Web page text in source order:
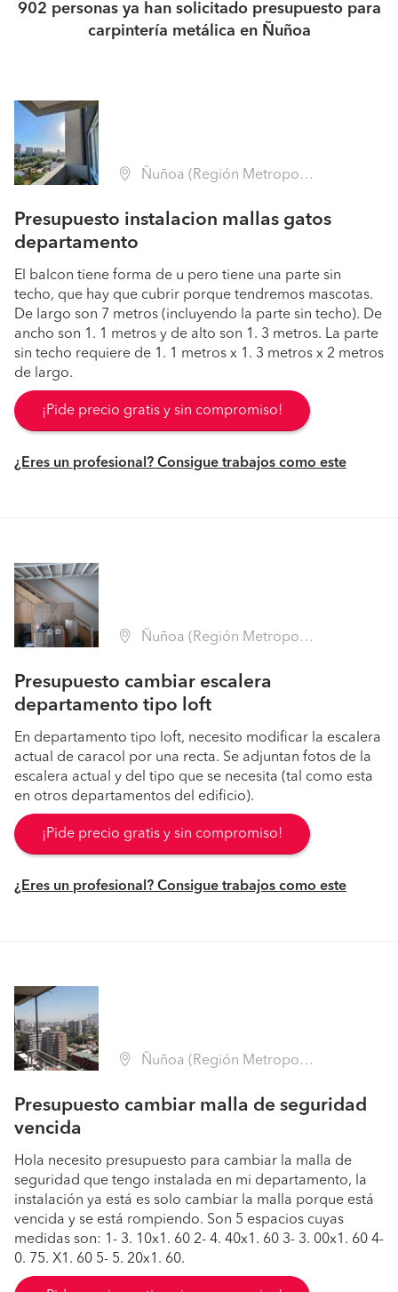
902 personas ya han solicitado presupuesto para
carpintería metálica en Ñuñoa
Ñuñoa (Región Metropolitana - Santiago)
Presupuesto instalacion mallas gatos
departamento
El balcon tiene forma de u pero tiene una parte sin
techo, que hay que cubrir porque tendremos mascotas.
De largo son 7 metros (incluyendo la parte sin techo). De
ancho son 1. 1 metros y de alto son 1. 3 metros. La parte
sin techo requiere de 1. 1 metros x 1. 3 metros x 2 metros
de largo.
¡Pide precio gratis y sin compromiso!
¿Eres un profesional? Consigue trabajos como este
Ñuñoa (Región Metropolitana - Santiago)
Presupuesto cambiar escalera
departamento tipo loft
En departamento tipo loft, necesito modificar la escalera
actual de caracol por una recta. Se adjuntan fotos de la
escalera actual y del tipo que se necesita (tal como esta
en otros departamentos del edificio).
¡Pide precio gratis y sin compromiso!
¿Eres un profesional? Consigue trabajos como este
Ñuñoa (Región Metropolitana - Santiago)
Presupuesto cambiar malla de seguridad
vencida
Hola necesito presupuesto para cambiar la malla de
seguridad que tengo instalada en mi departamento, la
instalación ya está es solo cambiar la malla porque está
vencida y se está rompiendo. Son 5 espacios cuyas
medidas son: 1- 3. 10x1. 60 2- 4. 40x1. 60 3- 3. 00x1. 60 4-
0. 75. X1. 60 5- 5. 20x1. 60.